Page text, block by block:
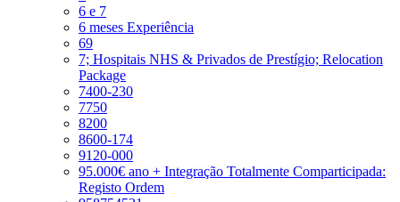
6 e 7
6 meses Experiência
69
7; Hospitais NHS & Privados de Prestígio; Relocation
Package
7400-230
7750
8200
8600-174
9120-000
95.000€ ano + Integração Totalmente Comparticipada:
Registo Ordem